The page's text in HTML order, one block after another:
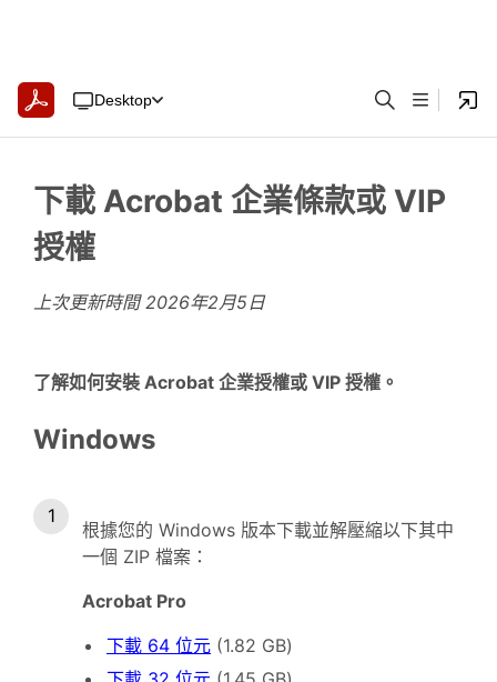
Desktop
下載 Acrobat 企業條款或 VIP
授權
上次更新時間2026年2月5日
了解如何安裝 Acrobat 企業授權或 VIP 授權。
Windows
根據您的 Windows 版本下載並解壓縮以下其中
一個 ZIP 檔案：
Acrobat Pro
下載 64 位元 (1.82 GB)